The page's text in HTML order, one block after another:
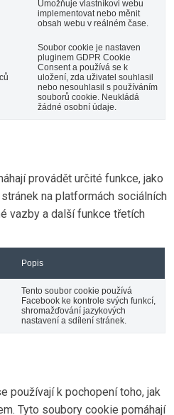
Umožňuje vlastníkovi webu
implementovat nebo měnit
obsah webu v reálném čase.
Soubor cookie je nastaven
pluginem GDPR Cookie
Consent a používá se k
uložení, zda uživatel souhlasil
nebo nesouhlasil s používáním
souborů cookie. Neukládá
žádné osobní údaje.
provádět určité funkce, jako
na platformách sociálních
vazby a další funkce třetích
Popis
Tento soubor cookie používá
Facebook ke kontrole svých funkcí,
shromažďování jazykových
nastavení a sdílení stránek.
používají k pochopení toho, jak
Tyto soubory cookie pomáhají